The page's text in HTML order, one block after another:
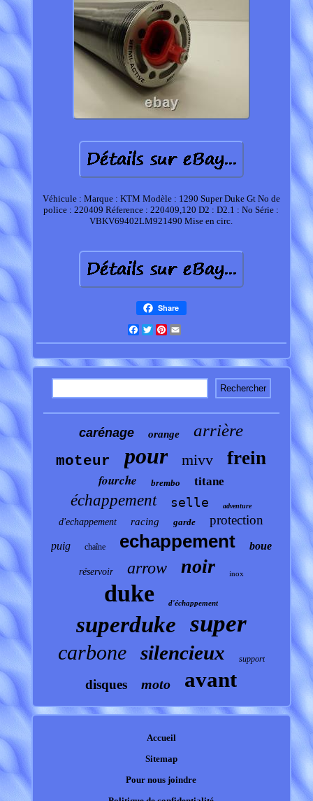
Véhicule : Marque : KTM Modèle : 1290 Super Duke Gt No de
police : 220409 Réference : 220409,120 D2 : D2.1 : No Série :
VBKV69402LM921490 Mise en circ.
Share
Facebook
TwitterPinterest
carénage orange arrière
moteur pour mivv frein
fourche brembo titane
échappement selle adventure
d'echappement racing garde protection
puig chaîne echappement boue
réservoir arrow noir inox
duke d'échappement
superduke super
carbone silencieux support
disques moto avant
Accueil
Sitemap
Pour nous joindre